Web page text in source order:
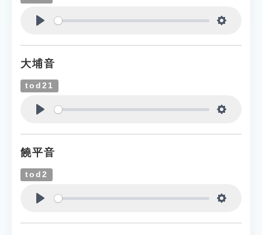
大埔音
tod21
饒平音
tod2